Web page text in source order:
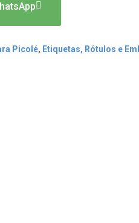
Picolé, Etiquetas, Rótulos e